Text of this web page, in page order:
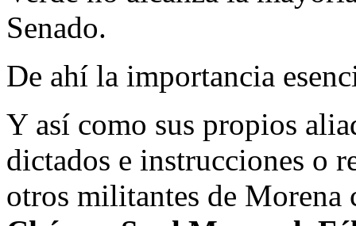
Senado.
De ahí la importancia
Y así como sus propios
dictados e instrucciones o
otros militantes de Morena